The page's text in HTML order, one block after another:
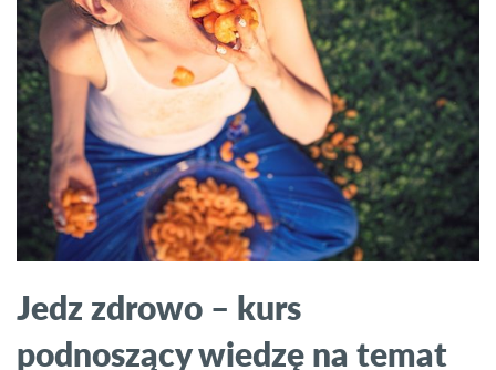
Jedz zdrowo – kurs
podnoszący wiedzę na temat